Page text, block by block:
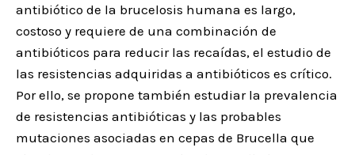
antibiótico de la brucelosis humana es largo,
costoso y requiere de una combinación de
antibióticos para reducir las recaídas, el estudio de
las resistencias adquiridas a antibióticos es crítico.
Por ello, se propone también estudiar la prevalencia
de resistencias antibióticas y las probables
mutaciones asociadas en cepas de Brucella que